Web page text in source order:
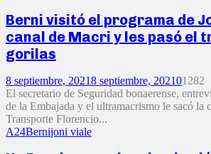
Berni visitó el programa de
canal de Macri y les pasó el
gorilas
8 septiembre, 20218 septiembre, 202101282
El secretario de Seguridad bonaerense,
de la Embajada y el ultramacrismo le sacó la
Transporte Florencio...
A24Bernijoni viale